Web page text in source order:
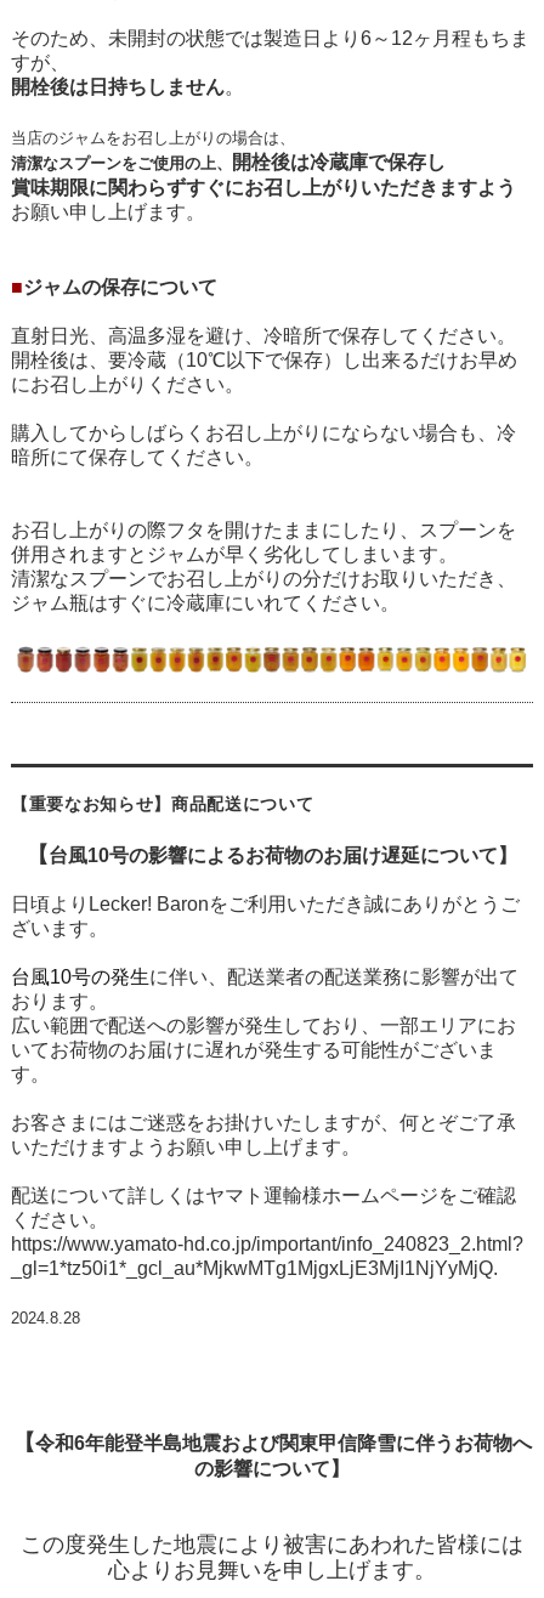
そのため、未開封の状態では製造日より6～12ヶ月程もちま
すが、
開栓後は日持ちしません。
当店のジャムをお召し上がりの場合は、
清潔なスプーンをご使用の上、
開栓後は冷蔵庫で保存し
賞味期限に関わらずすぐにお召し上がりいただきますよう
お願い申し上げます。
■ジャムの保存について
直射日光、高温多湿を避け、冷暗所で保存してください。
開栓後は、要冷蔵（10℃以下で保存）し出来るだけお早め
にお召し上がりください。
購入してからしばらくお召し上がりにならない場合も、冷
暗所にて保存してください。
お召し上がりの際フタを開けたままにしたり、スプーンを
併用されますとジャムが早く劣化してしまいます。
清潔なスプーンでお召し上がりの分だけお取りいただき、
ジャム瓶はすぐに冷蔵庫にいれてください。
【重要なお知らせ】商品配送について
【台風10号の影響によるお荷物のお届け遅延について】
日頃よりLecker! Baronをご利用いただき誠にありがとうご
ざいます。
台風10号の発生に伴い、配送業者の配送業務に影響が出て
おります。
広い範囲で配送への影響が発生しており、一部エリアにお
いてお荷物のお届けに遅れが発生する可能性がございま
す。
お客さまにはご迷惑をお掛けいたしますが、何とぞご了承
いただけますようお願い申し上げます。
配送について詳しくはヤマト運輸様ホームページをご確認
ください。
https://www.yamato-hd.co.jp/important/info_240823_2.html?
_gl=1*tz50i1*_gcl_au*MjkwMTg1MjgxLjE3MjI1NjYyMjQ.
2024.8.28
【令和6年能登半島地震および関東甲信降雪に伴うお荷物へ
の影響について】
この度発生した地震により被害にあわれた皆様には
心よりお見舞いを申し上げます。